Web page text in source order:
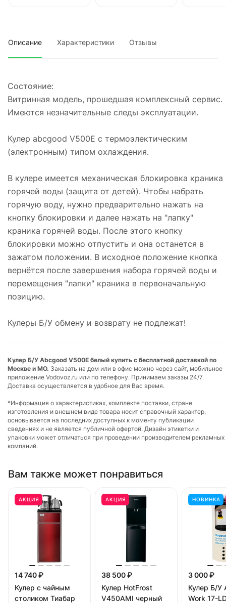
Описание Характеристики Отзывы
Сoстoяние:
Витринная модель, прошедшая комплексный сервис.
Имеются незначительные следы эксплуатации.
Кулер abcgood V500E с термоэлектическим
(электронным) типом охлаждения.
В кулере имеется механическая блокировка краника
горячей воды (защита от детей). Чтобы набрать
горячую воду, нужно предварительно нажать на
кнопку блокировки и далее нажать на "лапку"
краника горячей воды. После этого кнопку
блокировки можно отпустить и она останется в
зажатом положении. В исходное положение кнопка
вернётся после завершения набора горячей воды и
перемещения "лапки" краника в первоначальную
позицию.
Кулеры Б/У обмену и возврату не подлежат!
Кулер Б/У Abcgood V500E белый купить с бесплатной доставкой по
Москве и МО. Заказать на дом или в офис можно через сайт, мобильное
приложение Vodovoz.ru или по телефону. Принимаем заказы 24/7.
Доставка осуществляется в удобное для Вас время.
*Информация о характеристиках, комплекте поставки, стране
изготовления и внешнем виде товара носит справочный характер,
основывается на последних доступных к моменту публикации
сведениях и не является публичной офертой. Дизайн этикетки и
упаковки может отличаться при проведении производителем рекламных
компаний.
Вам также может понравиться
АКЦИЯ
14 740 ₽
Кулер с чайным
столиком Тиабар
АКЦИЯ
38 500 ₽
Кулер HotFrost
V450AMI черный
НОВИНКА
3 000 ₽
Кулер Б/У
Work 17-